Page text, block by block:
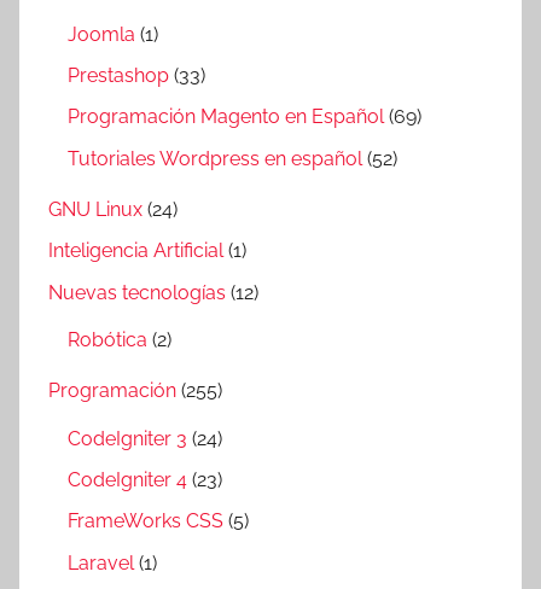
Joomla (1)
Prestashop (33)
Programación Magento en Español(69)
Tutoriales Wordpress en español (52)
GNU Linux (24)
Inteligencia Artificial(1)
Nuevas tecnologías (12)
Robótica (2)
Programación (255)
CodeIgniter 3 (24)
CodeIgniter 4 (23)
FrameWorks CSS (5)
Laravel (1)